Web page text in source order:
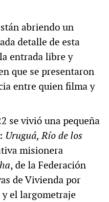
abriendo un
detalle de esta
entrada libre y
que se presentaron
entre quien filma y
se vivió una pequeña
Uruguá, Río de los
misionera
, de la Federación
de Vivienda por
y el largometraje